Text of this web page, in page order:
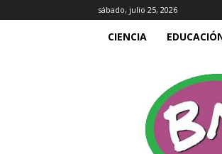
sábado, julio 25, 2026
CIENCIA